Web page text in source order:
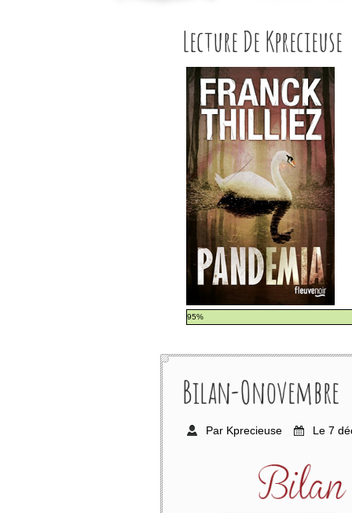
Lecture De Kprecieuse
95%
Bilan-Onovembre
Par Kprecieuse Le 7